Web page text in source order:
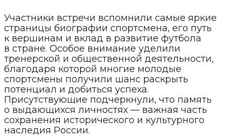
Участники встречи вспомнили самые яркие
страницы биографии спортсмена, его путь
к вершинам и вклад в развитие футбола
в стране. Особое внимание уделили
тренерской и общественной деятельности,
благодаря которой многие молодые
спортсмены получили шанс раскрыть
потенциал и добиться успеха.
Присутствующие подчеркнули, что память
о выдающихся личностях — важная часть
сохранения исторического и культурного
наследия России.